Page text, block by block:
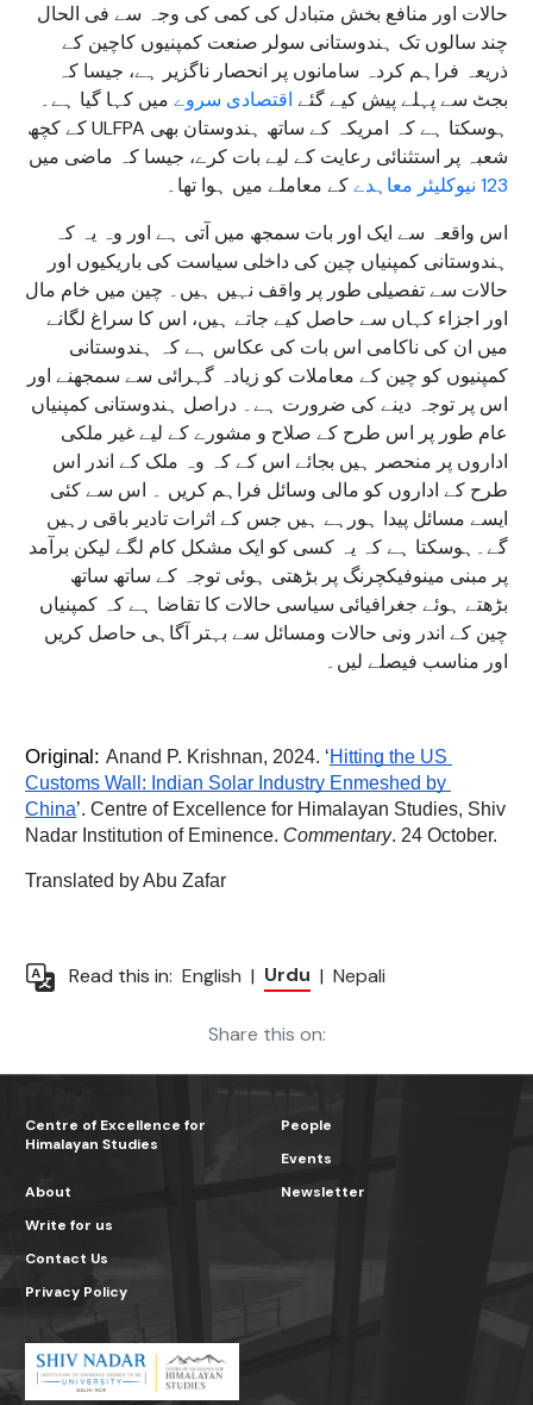
حالات اور منافع بخش متبادل کی کمی کی وجہ سے فی الحال
چند سالوں تک ہندوستانی سولر صنعت کمپنیوں کاچین کے
ذریعہ فراہم کردہ سامانوں پر انحصار ناگزیر ہے، جیسا کہ
بجٹ سے پہلے پیش کیے گئے اقتصادی سروے میں کہا گیا ہے۔
ہوسکتا ہے کہ امریکہ کے ساتھ ہندوستان بھی ULFPA کے کچھ
شعبہ پر استثنائی رعایت کے لیے بات کرے، جیسا کہ ماضی میں
123 نیوکلیئر معاہدے
کے معاملے میں ہوا تھا۔
اس واقعہ سے ایک اور بات سمجھ میں آتی ہے اور وہ یہ کہ
ہندوستانی کمپنیاں چین کی داخلی سیاست کی باریکیوں اور
حالات سے تفصیلی طور پر واقف نہیں ہیں۔ چین میں خام مال
اور اجزاء کہاں سے حاصل کیے جاتے ہیں، اس کا سراغ لگانے
میں ان کی ناکامی اس بات کی عکاس ہے کہ ہندوستانی
کمپنیوں کو چین کے معاملات کو زیادہ گہرائی سے سمجھنے اور
اس پر توجہ دینے کی ضرورت ہے۔ دراصل ہندوستانی کمپنیاں
عام طور پر اس طرح کے صلاح و مشورے کے لیے غیر ملکی
اداروں پر منحصر ہیں بجائے اس کے کہ وہ ملک کے اندر اس
طرح کے اداروں کو مالی وسائل فراہم کریں ۔ اس سے کئی
ایسے مسائل پیدا ہورہے ہیں جس کے اثرات تادیر باقی رہیں
گے۔ہوسکتا ہے کہ یہ کسی کو ایک مشکل کام لگے لیکن برآمد
پر مبنی مینوفیکچرنگ پر بڑھتی ہوئی توجہ کے ساتھ ساتھ
بڑھتے ہوئے جغرافیائی سیاسی حالات کا تقاضا ہے کہ کمپنیاں
چین کے اندر ونی حالات ومسائل سے بہتر آگاہی حاصل کریں
اور مناسب فیصلے لیں۔
Original: Anand P. Krishnan, 2024. ‘Hitting the US
Customs Wall: Indian Solar Industry Enmeshed by
China’. Centre of Excellence for Himalayan Studies, Shiv
Nadar Institution of Eminence. Commentary. 24 October.
Translated by Abu Zafar
Read this in: English | Urdu | Nepali
Share this on:
Centre of Excellence for
Himalayan Studies
About
People
Events
Newsletter
Write for us
Contact Us
Privacy Policy